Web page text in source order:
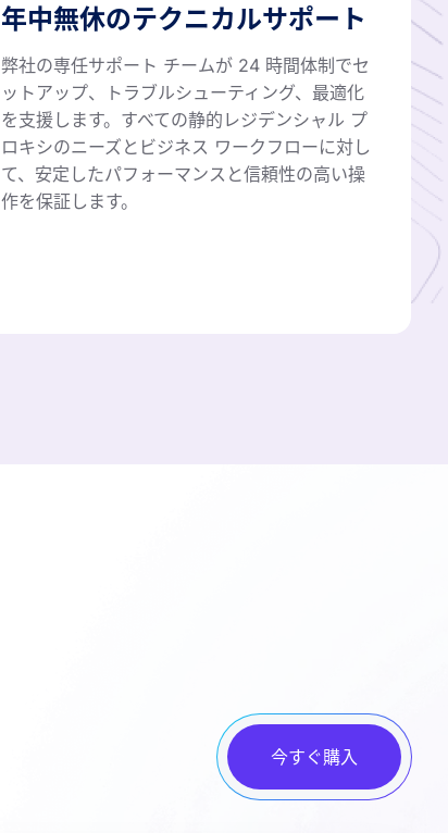
年中無休のテクニカルサポート
弊社の専任サポート チームが 24 時間体制でセ
ットアップ、トラブルシューティング、最適化
を支援します。すべての静的レジデンシャル プ
ロキシのニーズとビジネス ワークフローに対し
て、安定したパフォーマンスと信頼性の高い操
作を保証します。
今すぐ購入